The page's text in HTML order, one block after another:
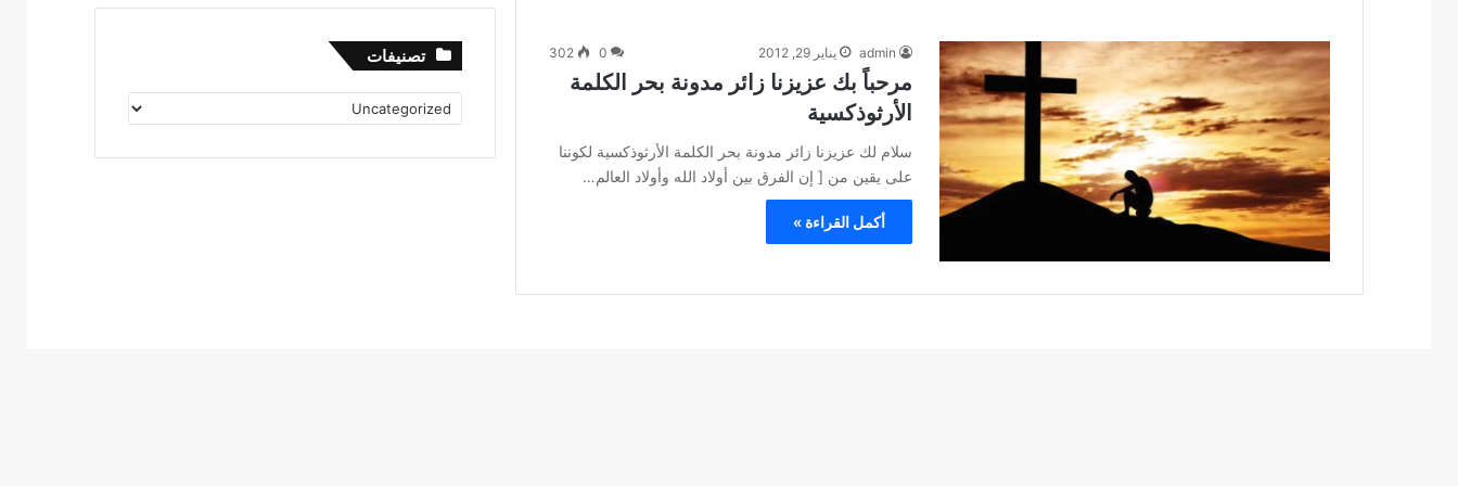
admin يناير 29, 2012 0
302
مرحباً بك عزيزنا زائر مدونة بحر الكلمة
الأرثوذكسية
سلام لك عزيزنا زائر مدونة بحر الكلمة الأرثوذكسية لكوننا
على يقين من [ إن الفرق بين أولاد الله وأولاد العالم…
أكمل القراءة »
تصنيفات
تصنيفات